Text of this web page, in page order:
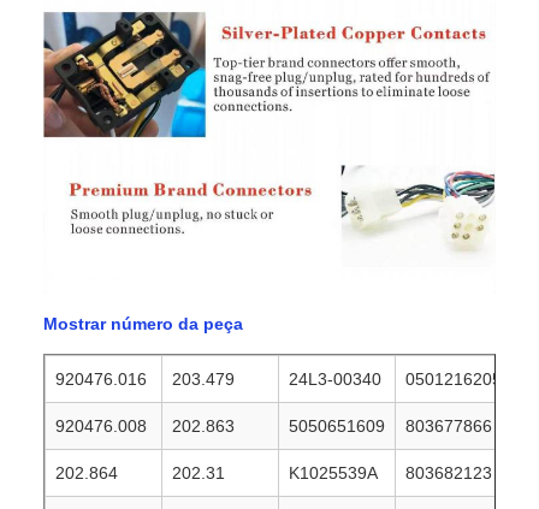
Mostrar número da peça
920476.016 203.479 24L3-00340 0501216205
920476.008 202.863 5050651609 803677866
202.864 202.31 K1025539A 803682123